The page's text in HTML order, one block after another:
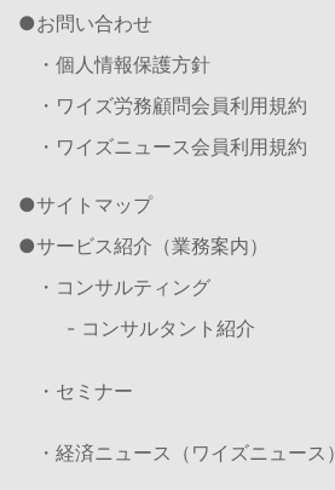
お問い合わせ
・個人情報保護方針
・ワイズ労務顧問会員利用規約
・ワイズニュース会員利用規約
サイトマップ
サービス紹介（業務案内）
・コンサルティング
- コンサルタント紹介
・セミナー
・経済ニュース（ワイズニュース）